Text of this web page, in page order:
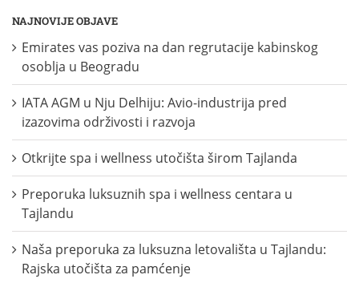
NAJNOVIJE OBJAVE
Emirates vas poziva na dan regrutacije kabinskog
osoblja u Beogradu
IATA AGM u Nju Delhiju: Avio-industrija pred
izazovima održivosti i razvoja
Otkrijte spa i wellness utočišta širom Tajlanda
Preporuka luksuznih spa i wellness centara u
Tajlandu
Naša preporuka za luksuzna letovališta u Tajlandu:
Rajska utočišta za pamćenje